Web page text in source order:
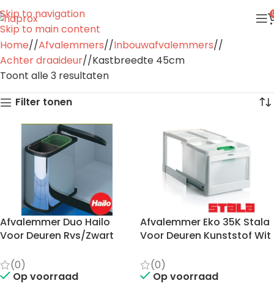
Skip to navigation
Skip to main content
Home/ Afvalemmers/ Inbouwafvalemmers/
Achter draaideur/ Kastbreedte 45cm
Toont alle 3 resultaten
Filter tonen
Afvalemmer Duo Hailo
Voor Deuren Rvs/Zwart
(0)
Op voorraad
Afvalemmer Eko 35K Stala
Voor Deuren Kunststof Wit
(0)
Op voorraad